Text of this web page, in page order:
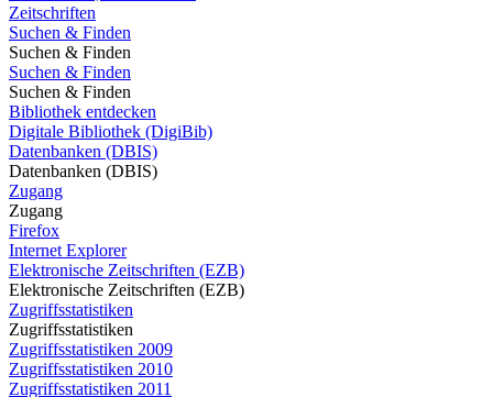
Zeitschriften
Suchen & Finden
Suchen & Finden
Suchen & Finden
Suchen & Finden
Bibliothek entdecken
Digitale Bibliothek (DigiBib)
Datenbanken (DBIS)
Datenbanken (DBIS)
Zugang
Zugang
Firefox
Internet Explorer
Elektronische Zeitschriften (EZB)
Elektronische Zeitschriften (EZB)
Zugriffsstatistiken
Zugriffsstatistiken
Zugriffsstatistiken 2009
Zugriffsstatistiken 2010
Zugriffsstatistiken 2011